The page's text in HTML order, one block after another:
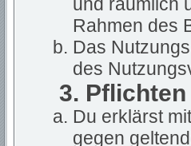
Rahmen des
Das
des
3.
Du erklärst
gegen